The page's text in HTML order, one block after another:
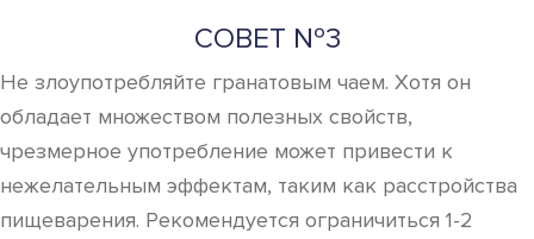
СОВЕТ №3
Не злоупотребляйте гранатовым чаем. Хотя он
обладает множеством полезных свойств,
чрезмерное употребление может привести к
нежелательным эффектам, таким как расстройства
пищеварения. Рекомендуется ограничиться 1-2